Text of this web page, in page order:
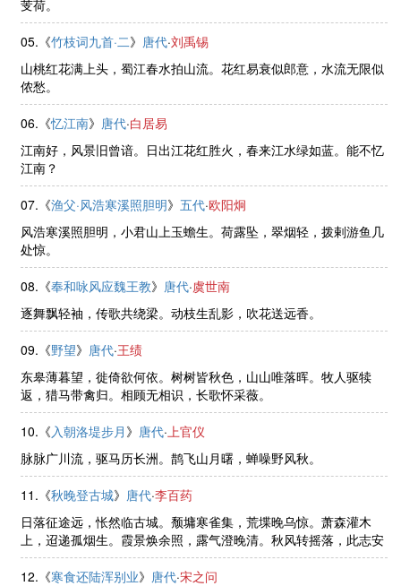
芰荷。
05.《竹枝词九首·二》 唐代·刘禹锡
山桃红花满上头，蜀江春水拍山流。花红易衰似郎意，水流无限似
侬愁。
06.《忆江南》 唐代·白居易
江南好，风景旧曾谙。日出江花红胜火，春来江水绿如蓝。能不忆
江南？
07.《渔父·风浩寒溪照胆明》五代·欧阳炯
风浩寒溪照胆明，小君山上玉蟾生。荷露坠，翠烟轻，拨剌游鱼几
处惊。
08.《奉和咏风应魏王教》 唐代·虞世南
逐舞飘轻袖，传歌共绕梁。动枝生乱影，吹花送远香。
09.《野望》 唐代·王绩
东皋薄暮望，徙倚欲何依。树树皆秋色，山山唯落晖。牧人驱犊
返，猎马带禽归。相顾无相识，长歌怀采薇。
10.《入朝洛堤步月 》 唐代·上官仪
脉脉广川流，驱马历长洲。鹊飞山月曙，蝉噪野风秋。
11.《秋晚登古城》 唐代·李百药
日落征途远，怅然临古城。颓墉寒雀集，荒堞晚乌惊。萧森灌木
上，迢递孤烟生。霞景焕余照，露气澄晚清。秋风转摇落，此志安
可平！
12.《寒食还陆浑别业》 唐代·宋之问